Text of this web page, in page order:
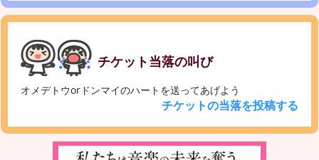
チケット当落の叫び
オメデトウorドンマイのハートを送ってあげよう
チケットの当落を投稿する